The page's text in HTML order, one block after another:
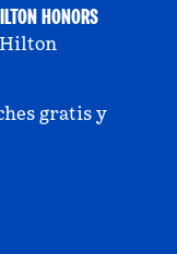
HONORS
Hilton
gratis y